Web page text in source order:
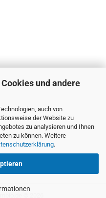
und andere
auch von
der Website zu
zu analysieren und Ihnen
zu können. Weitere
.